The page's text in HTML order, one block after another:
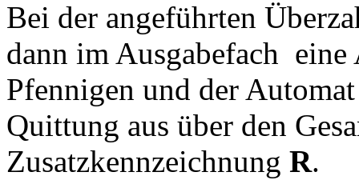
Bei der angeführten
dann im Ausgabefach
Pfennigen und der
Quittung aus über den
Zusatzkennzeichnung R.